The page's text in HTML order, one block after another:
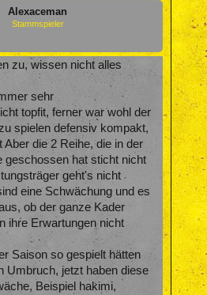
Alexaceman
Stammspieler
zu, wissen nicht alles
sehr
topfit, ferner war wohl der
spielen defensiv kompakt,
Aber die 2 Reihe, die in der
geschossen hat sticht nicht
geht's nicht
eine Schwächung und es
ob der ganze Kader
ihre Erwartungen nicht
Saison so gespielt hätten
Umbruch, jetzt haben diese
Beispiel hakimi,